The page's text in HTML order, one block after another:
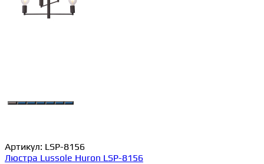
Артикул: LSP-8156
Люстра Lussole Huron LSP-8156